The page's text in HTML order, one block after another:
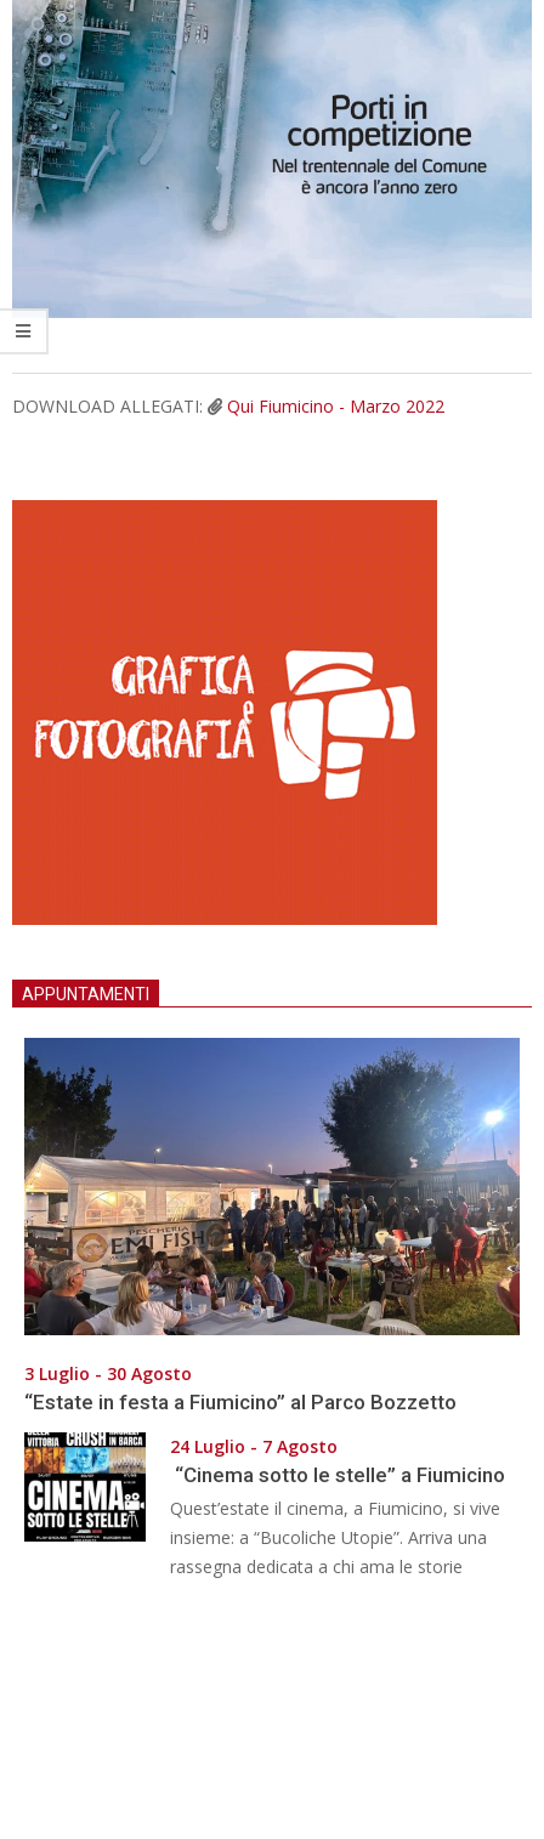
03-
DOWNLOAD ALLEGATI: Qui Fiumicino - Marzo 2022
APPUNTAMENTI
3 Luglio - 30 Agosto
“Estate in festa a Fiumicino” al Parco Bozzetto
24 Luglio - 7 Agosto
“Cinema sotto le stelle” a Fiumicino
Quest’estate il cinema, a Fiumicino, si vive
insieme: a “Bucoliche Utopie”. Arriva una
rassegna dedicata a chi ama le storie